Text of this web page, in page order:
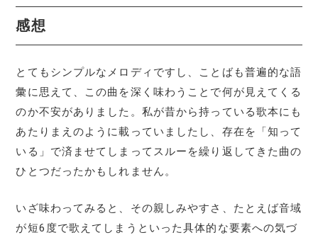
感想
とてもシンプルなメロディですし、ことばも普遍的な語
彙に思えて、この曲を深く味わうことで何が見えてくる
のか不安がありました。私が昔から持っている歌本にも
あたりまえのように載っていましたし、存在を「知って
いる」で済ませてしまってスルーを繰り返してきた曲の
ひとつだったかもしれません。
いざ味わってみると、その親しみやすさ、たとえば音域
が短6度で歌えてしまうといった具体的な要素への気づ